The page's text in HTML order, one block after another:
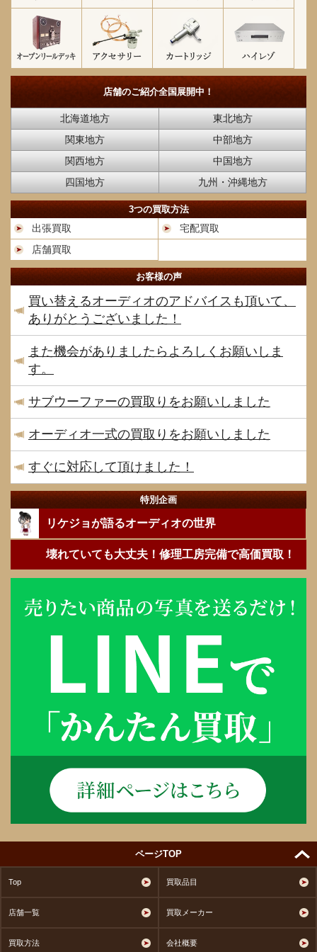
店舗のご紹介全国展開中！
北海道地方
東北地方
関東地方
中部地方
関西地方
中国地方
四国地方
九州・沖縄地方
3つの買取方法
出張買取
宅配買取
店舗買取
お客様の声
買い替えるオーディオのアドバイスも頂いて、
ありがとうございました！
また機会がありましたらよろしくお願いしま
す。
サブウーファーの買取りをお願いしました
オーディオ一式の買取りをお願いしました
すぐに対応して頂けました！
特別企画
リケジョが語るオーディオの世界
壊れていても大丈夫！修理工房完備で高価買取！
ページTOP
Top 買取品目
店舗一覧 買取メーカー
買取方法 会社概要